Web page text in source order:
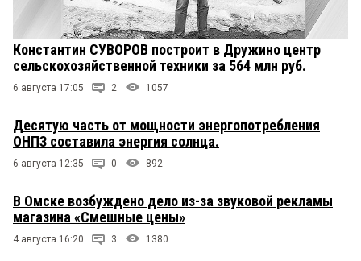
Константин СУВОРОВ построит в Дружино центр
сельскохозяйственной техники за 564 млн руб.
6 августа 17:05 2 1057
Десятую часть от мощности энергопотребления
ОНПЗ составила энергия солнца.
6 августа 12:35 0 892
В Омске возбуждено дело из-за звуковой рекламы
магазина «Смешные цены»
4 августа 16:20 3 1380